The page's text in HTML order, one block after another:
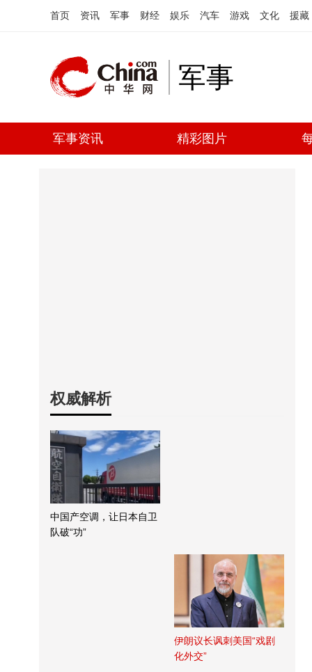
首页 资讯 军事 财经 娱乐 汽车 游戏 文化 援藏
军事
军事资讯 精彩图片
权威解析
中国产空调，让日本自卫
队破“功”
伊朗议长讽刺美国“戏剧
化外交”